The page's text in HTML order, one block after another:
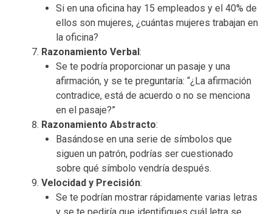
Si en una oficina hay 15 empleados y el 40% de
ellos son mujeres, ¿cuántas mujeres trabajan en
la oficina?
Razonamiento Verbal:
Se te podría proporcionar un pasaje y una
afirmación, y se te preguntaría: “¿La afirmación
contradice, está de acuerdo o no se menciona
en el pasaje?”
Razonamiento Abstracto:
Basándose en una serie de símbolos que
siguen un patrón, podrías ser cuestionado
sobre qué símbolo vendría después.
Velocidad y Precisión:
Se te podrían mostrar rápidamente varias letras